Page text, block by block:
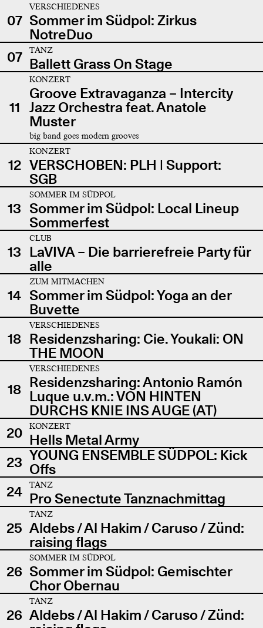
07
VERSCHIEDENES
Sommer im Südpol: Zirkus
NotreDuo
07
TANZ
Ballett Grass On Stage
11
KONZERT
Groove Extravaganza – Intercity
Jazz Orchestra feat. Anatole
Muster
big band goes modern grooves
12
KONZERT
VERSCHOBEN: PLH | Support:
SGB
13
SOMMER IM SÜDPOL
Sommer im Südpol: Local Lineup
Sommerfest
13
CLUB
LaVIVA – Die barrierefreie Party für
alle
14
ZUM MITMACHEN
Sommer im Südpol: Yoga an der
Buvette
18
VERSCHIEDENES
Residenzsharing: Cie. Youkali: ON
THE MOON
18
VERSCHIEDENES
Residenzsharing: Antonio Ramón
Luque u.v.m.: VON HINTEN
DURCHS KNIE INS AUGE (AT)
20
KONZERT
Hells Metal Army
23 YOUNG ENSEMBLE SÜDPOL: Kick
Offs
24
TANZ
Pro Senectute Tanznachmittag
25
TANZ
Aldebs / Al Hakim / Caruso / Zünd:
raising flags
26
SOMMER IM SÜDPOL
Sommer im Südpol: Gemischter
Chor Obernau
26
TANZ
Aldebs / Al Hakim / Caruso / Zünd: